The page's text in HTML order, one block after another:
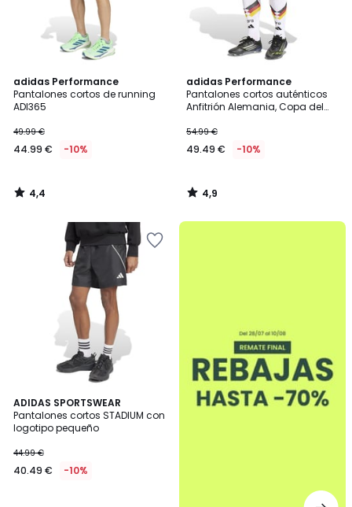
adidas Performance
Pantalones cortos de running
ADI365
49.99 €
44.99 € -10%
4,4
/ 5
4,4
/
adidas Performance
Pantalones cortos auténticos
Anfitrión Alemania, Copa del
54.99 €
49.49 € -10%
4,9
/ 5
4,9
/
ADIDAS SPORTSWEAR
Pantalones cortos STADIUM con
logotipo pequeño
44.99 €
40.49 € -10%
4,8
/ 5
.